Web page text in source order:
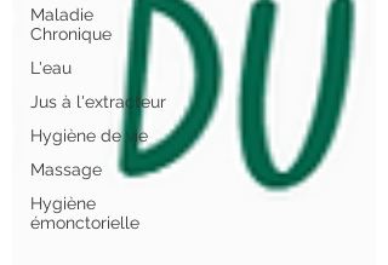
Maladie
Chronique
L'eau
Jus à l'extracteur
Hygiène de vie
Massage
Hygiène
émonctorielle